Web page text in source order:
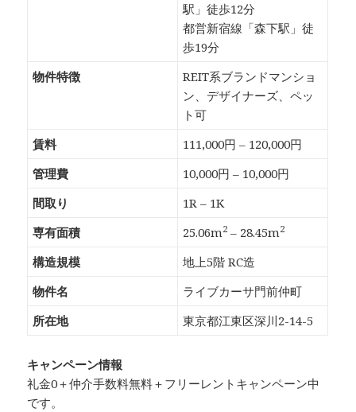
駅」徒歩12分
都営新宿線「森下駅」徒
歩19分
物件特徴
REIT系ブランドマンショ
ン、デザイナーズ、ペッ
ト可
賃料
111,000円 – 120,000円
管理費
10,000円 – 10,000円
間取り
1R – 1K
専有面積
25.06m2 – 28.45m2
構造規模
地上5階 RC造
物件名
ライブカーサ門前仲町
所在地
東京都江東区深川2-14-5
キャンペーン情報
礼金0＋仲介手数料無料＋ フリーレント キャンペーン中
です。